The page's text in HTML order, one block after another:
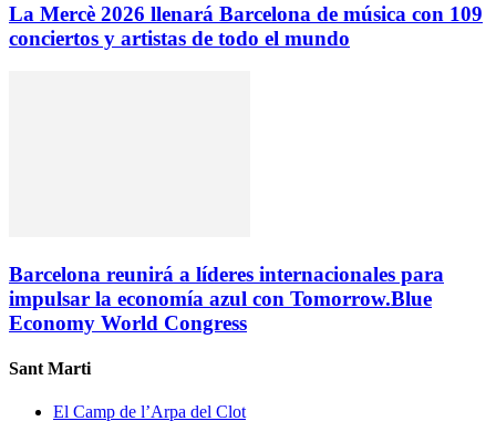
La Mercè 2026 llenará Barcelona de música con 109
conciertos y artistas de todo el mundo
Barcelona reunirá a líderes internacionales para
impulsar la economía azul con Tomorrow.Blue
Economy World Congress
Sant Marti
El Camp de l’Arpa del Clot